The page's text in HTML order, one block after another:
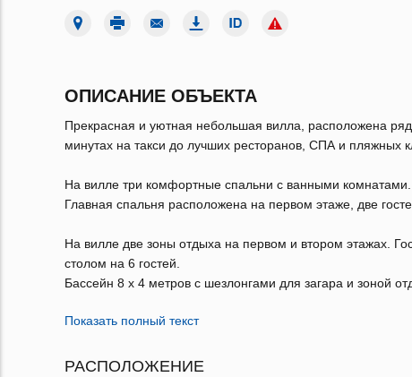
ОПИСАНИЕ ОБЪЕКТА
Прекрасная и уютная небольшая вилла, расположена
минутах на такси до лучших ресторанов, СПА и пляжных
На вилле три комфортные спальни с ванными комнатами.
Главная спальня расположена на первом этаже, две
На вилле две зоны отдыха на первом и втором этажах.
столом на 6 гостей.
Бассейн 8 x 4 метров с шезлонгами для загара и зоной
Показать полный текст
РАСПОЛОЖЕНИЕ